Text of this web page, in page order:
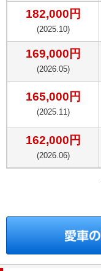
182,000 円
(2025.10)
169,000 円
(2026.05)
165,000 円
(2025.11)
162,000 円
(2026.06)